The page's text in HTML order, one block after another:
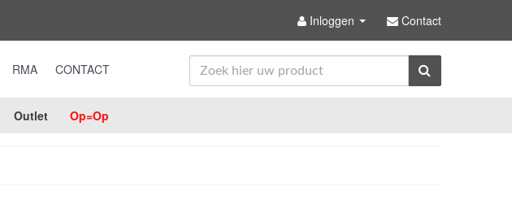
Inloggen Contact
RMA CONTACT
Outlet Op=Op